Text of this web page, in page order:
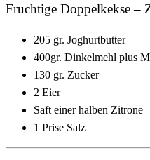
Fruchtige Doppelkekse –
205 gr. Joghurtbutter
400gr. Dinkelmehl plus
130 gr. Zucker
2 Eier
Saft einer halben Zitrone
1 Prise Salz